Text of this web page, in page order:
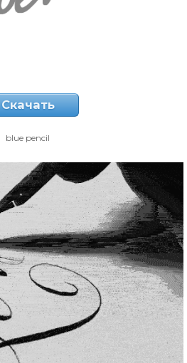
Скачать
blue pencil